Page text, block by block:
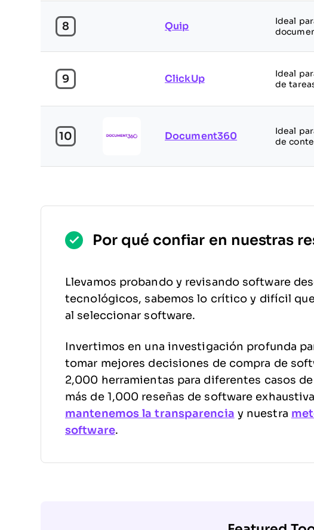
8 Quip
Ideal
9 ClickUp
Ideal
de
10 Document360
Ideal
de
Por qué confiar en nuestras
Llevamos probando y revisando software
tecnológicos, sabemos lo crítico y difícil
al seleccionar software.
Invertimos en una investigación profunda
tomar mejores decisiones de compra de
2,000 herramientas para diferentes casos
más de 1,000 reseñas de software
mantenemos la transparencia y nuestra
software.